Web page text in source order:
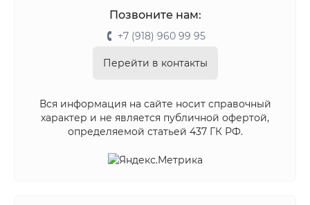
Позвоните нам:
+7 (918) 960 99 95
Перейти в контакты
Вся информация на сайте носит справочный
характер и не является публичной офертой,
определяемой статьей 437 ГК РФ.